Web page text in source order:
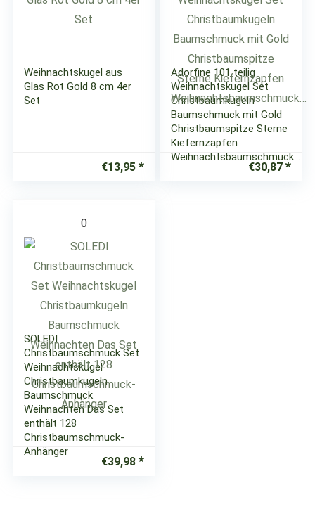
Weihnachtskugel aus
Glas Rot Gold 8 cm 4er
Set
€13,95
Adorfine 101 teilig
Weihnachtskugel Set
Christbaumkugeln
Baumschmuck mit Gold
Christbaumspitze Sterne
Kiefernzapfen
Weihnachtsbaumschmuck…
€30,87
0
SOLEDI
Christbaumschmuck Set
Weihnachtskugel
Christbaumkugeln
Baumschmuck
Weihnachten Das Set
enthält 128
Christbaumschmuck-
Anhänger
€39,98